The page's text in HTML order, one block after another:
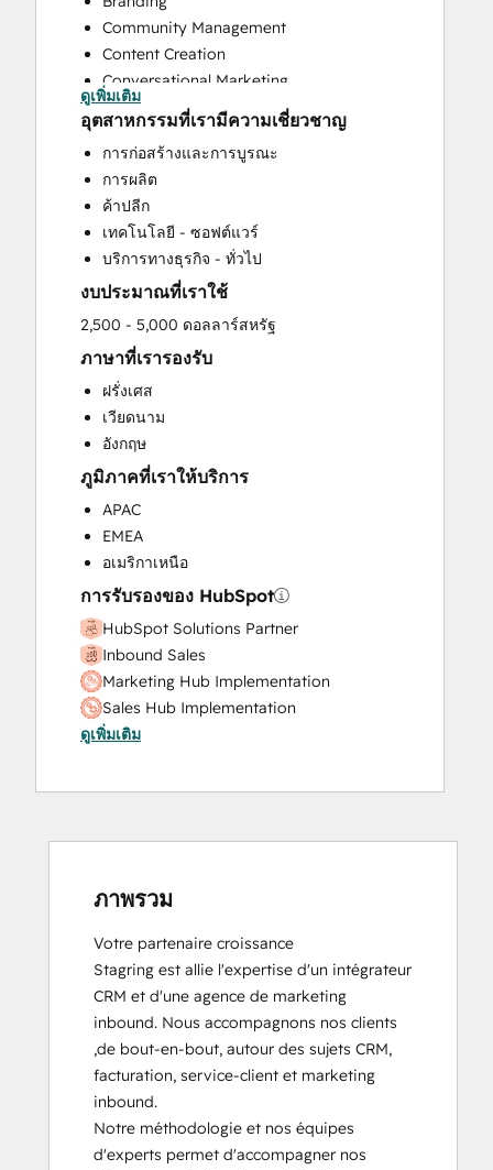
Community Management
Content Creation
Conversational Marketing
CRM Implementation
CRM Migration
Custom API Integrations
Customer Marketing
Customer Success Training
Customer Support Training
Customer Survey and Analysis
Email Marketing
Full Inbound Marketing Services
Help Desk Implementation
Knowledge Base Development
Paid Advertising
Public Relations
Sales and Marketing Alignment
Sales Coaching and Training
Sales Enablement
Search Engine Optimization
Social Media
Video Production
Website Design
Website Development
Website Migration
ดูเพิ่มเติม
อุตสาหกรรมที่เรามีความเชี่ยวชาญ
การก่อสร้างและการบูรณะ
การผลิต
ค้าปลีก
เทคโนโลยี - ซอฟต์แวร์
บริการทางธุรกิจ - ทั่วไป
งบประมาณที่เราใช้
2,500 - 5,000 ดอลลาร์สหรัฐ
ภาษาที่เรารองรับ
ฝรั่งเศส
เวียดนาม
อังกฤษ
ภูมิภาคที่เราให้บริการ
APAC
EMEA
อเมริกาเหนือ
การรับรองของ HubSpot
HubSpot Solutions Partner
Inbound Sales
Marketing Hub Implementation
Sales Hub Implementation
ดูเพิ่มเติม
ภาพรวม
Votre partenaire croissance
Stagring est allie l'expertise d'un intégrateur
CRM et d'une agence de marketing
inbound. Nous accompagnons nos clients
,de bout-en-bout, autour des sujets CRM,
facturation, service-client et marketing
inbound.
Notre méthodologie et nos équipes
d'experts permet d'accompagner nos